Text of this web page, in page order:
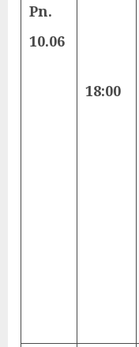
Pn.
10.06
18:00